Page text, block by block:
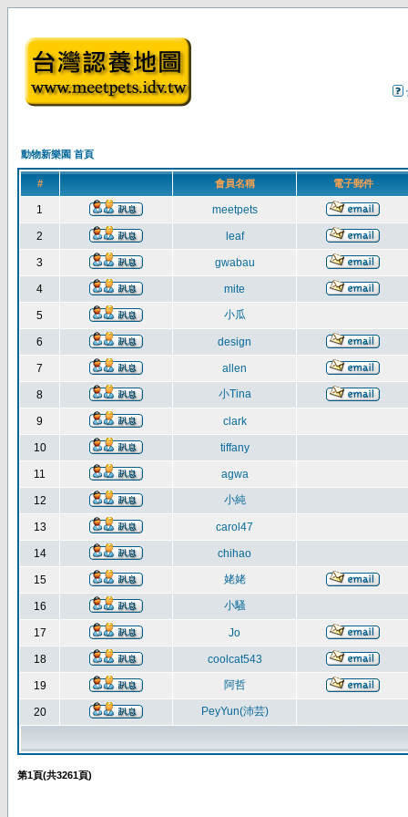
動物新樂園 首頁
# 會員名稱 電子郵件
1 meetpets
2 leaf
3 gwabau
4 mite
5 小瓜
6 design
7 allen
8 小Tina
9 clark
10 tiffany
11 agwa
12 小純
13 carol47
14 chihao
15 姥姥
16 小騷
17 Jo
18 coolcat543
19 阿哲
20 PeyYun(沛芸)
第1頁(共3261頁)